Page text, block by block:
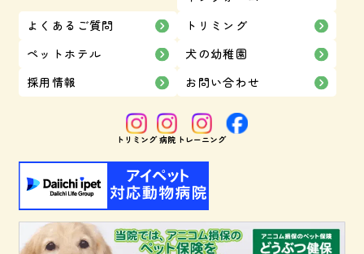
よくあるご質問
トリミング
ペットホテル
犬の幼稚園
採用情報
お問い合わせ
トリミング 病院 トレーニング